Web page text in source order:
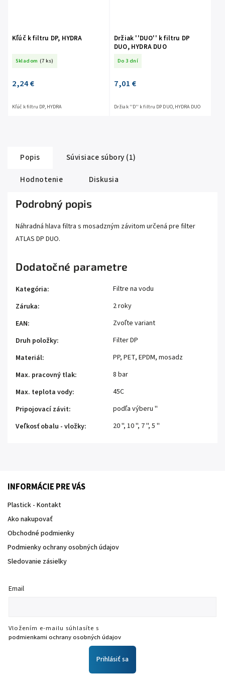
Kľúč k filtru DP, HYDRA
Skladom (7 ks)
2,24 €
Kľúč k filtru DP, HYDRA
Držiak ''DUO'' k filtru DP
DUO, HYDRA DUO
Do 3 dní
7,01 €
Držiak ''D'' k filtru DP DUO, HYDRA DUO
Popis
Súvisiace súbory (1)
Hodnotenie
Diskusia
Podrobný popis
Náhradná hlava filtra s mosadzným závitom určená pre filter
ATLAS DP DUO.
Dodatočné parametre
Kategória:
Filtre na vodu
Záruka:
2 roky
EAN:
Zvoľte variant
Druh položky:
Filter DP
Materiál:
PP, PET, EPDM, mosadz
Max. pracovný tlak:
8 bar
Max. teplota vody:
45C
Pripojovací závit:
podľa výberu ''
Veľkosť obalu - vložky: 20 '', 10 '', 7 '', 5 ''
INFORMÁCIE PRE VÁS
Plastick - Kontakt
Ako nakupovať
Obchodné podmienky
Podmienky ochrany osobných údajov
Sledovanie zásielky
Email
Vložením e-mailu súhlasíte s
podmienkami ochrany osobných údajov
Prihlásiť sa